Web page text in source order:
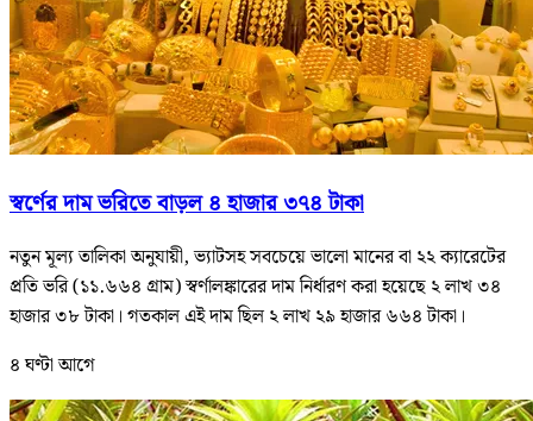
স্বর্ণের দাম ভরিতে বাড়ল ৪ হাজার ৩৭৪ টাকা
নতুন মূল্য তালিকা অনুযায়ী, ভ্যাটসহ সবচেয়ে ভালো মানের বা ২২ ক্যারেটের
প্রতি ভরি (১১.৬৬৪ গ্রাম) স্বর্ণালঙ্কারের দাম নির্ধারণ করা হয়েছে ২ লাখ ৩৪
হাজার ৩৮ টাকা। গতকাল এই দাম ছিল ২ লাখ ২৯ হাজার ৬৬৪ টাকা।
৪ ঘণ্টা আগে